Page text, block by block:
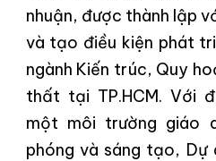
nhuận, được thành lập
và tạo điều kiện phát
ngành Kiến trúc, Quy
thất tại TP.HCM. Với
một môi trường giáo
phóng và sáng tạo, Dự